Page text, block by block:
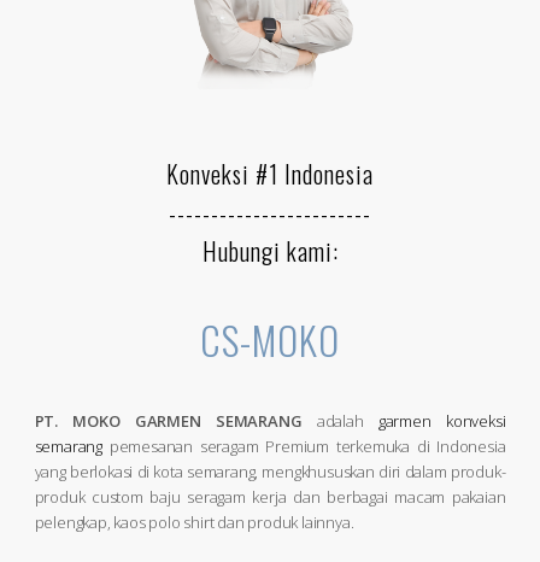
Konveksi #1 Indonesia
------------------------
Hubungi kami:
CS-MOKO
PT. MOKO GARMEN SEMARANG adalah garmen konveksi
semarangpemesanan seragam Premium terkemuka di Indonesia
yang berlokasi di kota semarang, mengkhususkan diri dalam produk-
produk custom baju seragam kerja dan berbagai macam pakaian
pelengkap, kaos polo shirt dan produk lainnya.